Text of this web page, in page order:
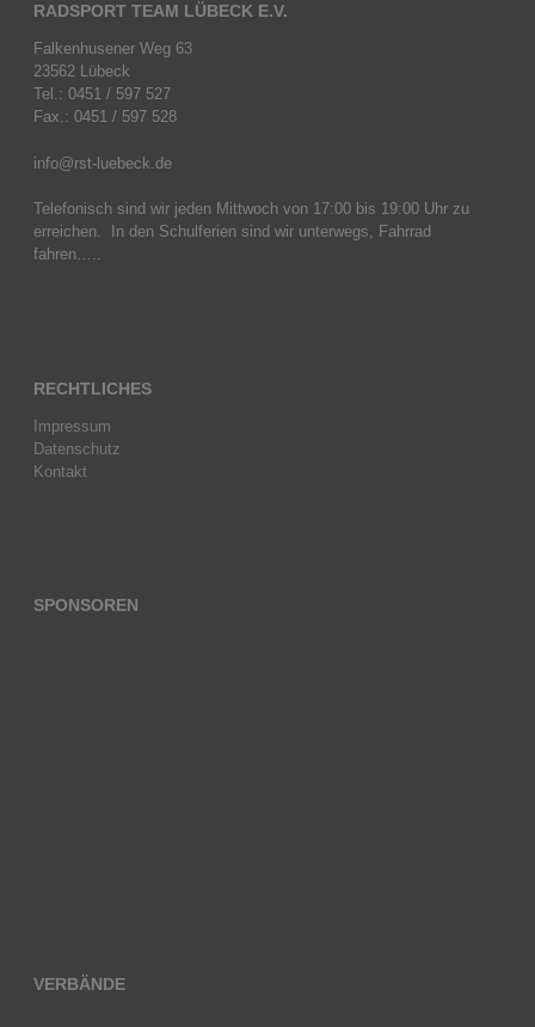
RADSPORT TEAM LÜBECK E.V.
Falkenhusener Weg 63
23562 Lübeck
Tel.: 0451 / 597 527
Fax.: 0451 / 597 528
info@rst-luebeck.de
Telefonisch sind wir jeden Mittwoch von 17:00 bis 19:00 Uhr zu
erreichen. In den Schulferien sind wir unterwegs, Fahrrad
fahren…..
RECHTLICHES
Impressum
Datenschutz
Kontakt
SPONSOREN
VERBÄNDE